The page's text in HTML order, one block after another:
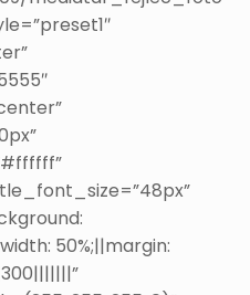
50%;||margin: